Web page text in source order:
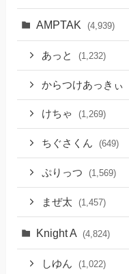
AMPTAK (4,939)
あっと (1,232)
からつけあっきぃ
けちゃ (1,269)
ちぐさくん (649)
ぷりっつ (1,569)
まぜ太 (1,457)
Knight A (4,824)
しゆん (1,022)